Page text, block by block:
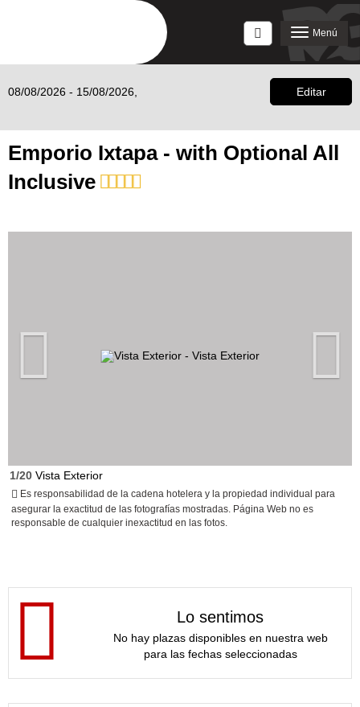
Acceso Menú
08/08/2026 - 15/08/2026, Editar
Emporio Ixtapa - with Optional All
Inclusive
1/20 Vista Exterior
Es responsabilidad de la cadena hotelera y la propiedad individual para
asegurar la exactitud de las fotografías mostradas. Página Web no es
responsable de cualquier inexactitud en las fotos.
Lo sentimos
No hay plazas disponibles en nuestra web
para las fechas seleccionadas